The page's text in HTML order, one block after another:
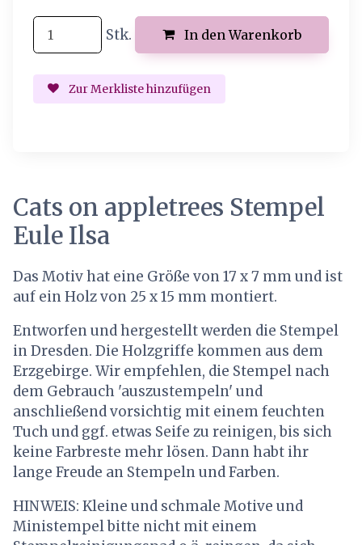
Stk. In den Warenkorb
Zur Merkliste hinzufügen
Cats on appletrees Stempel
Eule Ilsa
Das Motiv hat eine Größe von 17 x 7 mm und ist
auf ein Holz von 25 x 15 mm montiert.
Entworfen und hergestellt werden die Stempel
in Dresden. Die Holzgriffe kommen aus dem
Erzgebirge. Wir empfehlen, die Stempel nach
dem Gebrauch 'auszustempeln' und
anschließend vorsichtig mit einem feuchten
Tuch und ggf. etwas Seife zu reinigen, bis sich
keine Farbreste mehr lösen. Dann habt ihr
lange Freude an Stempeln und Farben.
HINWEIS: Kleine und schmale Motive und
Ministempel bitte nicht mit einem